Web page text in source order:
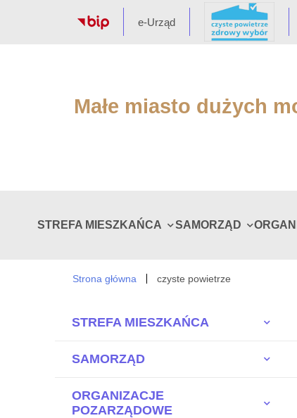
e-Urząd
Małe miasto dużych
STREFA MIESZKAŃCA SAMORZĄD
Strona główna czyste powietrze
STREFA MIESZKAŃCA
SAMORZĄD
ORGANIZACJE
POZARZĄDOWE